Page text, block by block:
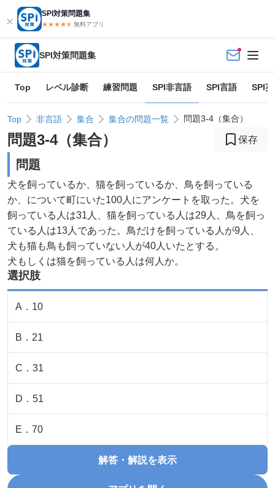
SPI対策問題集
★★★★★
★ 無料アプリ
SPI対策問題集
Top レベル診断 練習問題 SPI非言語 SPI言語 SPI
Top 非言語 集合 集合の問題一覧 問題3-4（集合）
問題3-4（集合） 保存
問題
犬を飼っているか、猫を飼っているか、鳥を飼っている
か、について町にいた100人にアンケートを取った。犬を
飼っている人は31人、猫を飼っている人は29人、鳥を飼っ
ている人は13人であった。鳥だけを飼っている人が9人、
犬も猫も鳥も飼っていない人が40人いたとする。
犬もしくは猫を飼っている人は何人か。
選択肢
A ． 10
B ． 21
C ． 31
D ． 51
E ． 70
解答・解説を表示